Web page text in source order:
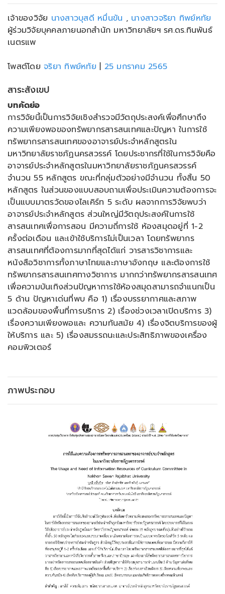
เจ้าของวิจัย นางสาวบุสดี หมื่นขัน , นางสาวจริยา ทิพย์หทัย
ผู้ร่วมวิจัยบุคคลภายนอกสำนัก มหาวิทยาลัยฯ รศ.ดร.ทินพันธ์
เนตรแพ
โพสต์โดย จริยา ทิพย์หทัย | 25 มกราคม 2565
สาระสังเขป
บทคัดย่อ
การวิจัยนี้เป็นการวิจัยเชิงสำรวจมีวัตถุประสงค์เพื่อศึกษาถึง
ความเพียงพอของทรัพยากรสารสนเทศและปัญหา ในการใช้
ทรัพยากรสารสนเทศของอาจารย์ประจำหลักสูตรใน
มหาวิทยาลัยราชภัฏนครสวรรค์ โดยประชากรที่ใช้ในการวิจัยคือ
อาจารย์ประจำหลักสูตรในมหาวิทยาลัยราชภัฏนครสวรรค์
จำนวน 55 หลักสูตร ขณะที่กลุ่มตัวอย่างมีจำนวน ทั้งสิ้น 50
หลักสูตร ในส่วนของแบบสอบถามเพื่อประเมินความต้องการจะ
เป็นแบบมาตรวัดของไลเคิร์ท 5 ระดับ ผลจากการวิจัยพบว่า
อาจารย์ประจำหลักสูตร ส่วนใหญ่มีวัตถุประสงค์ในการใช้
สารสนเทศเพื่อการสอน มีความถี่การใช้ ห้องสมุดอยู่ที่ 1-2
ครั้งต่อเดือน และเข้าใช้บริการไม่เป็นเวลา โดยทรัพยากร
สารสนเทศที่ต้องการมากที่สุดได้แก่ วารสารวิชาการและ
หนังสือวิชาการทั้งภาษาไทยและภาษาอังกฤษ และต้องการใช้
ทรัพยากรสารสนเทศทางวิชาการ มากกว่าทรัพยากรสารสนเทศ
เพื่อความบันเทิงส่วนปัญหาการใช้ห้องสมุดสามารถจำแนกเป็น
5 ด้าน ปัญหาเด่นที่พบ คือ 1) เรื่องบรรยากาศและสภาพ
แวดล้อมของพื้นที่การบริการ 2) เรื่องช่วงเวลาเปิดบริการ 3)
เรื่องความเพียงพอและ ความทันสมัย 4) เรื่องจิตบริการของผู้
ให้บริการ และ 5) เรื่องสมรรถนะและประสิทธิภาพของเครื่อง
คอมพิวเตอร์
ภาพประกอบ